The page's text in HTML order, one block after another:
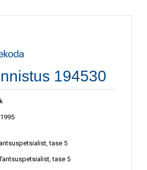
194530
tase 5
tase 5